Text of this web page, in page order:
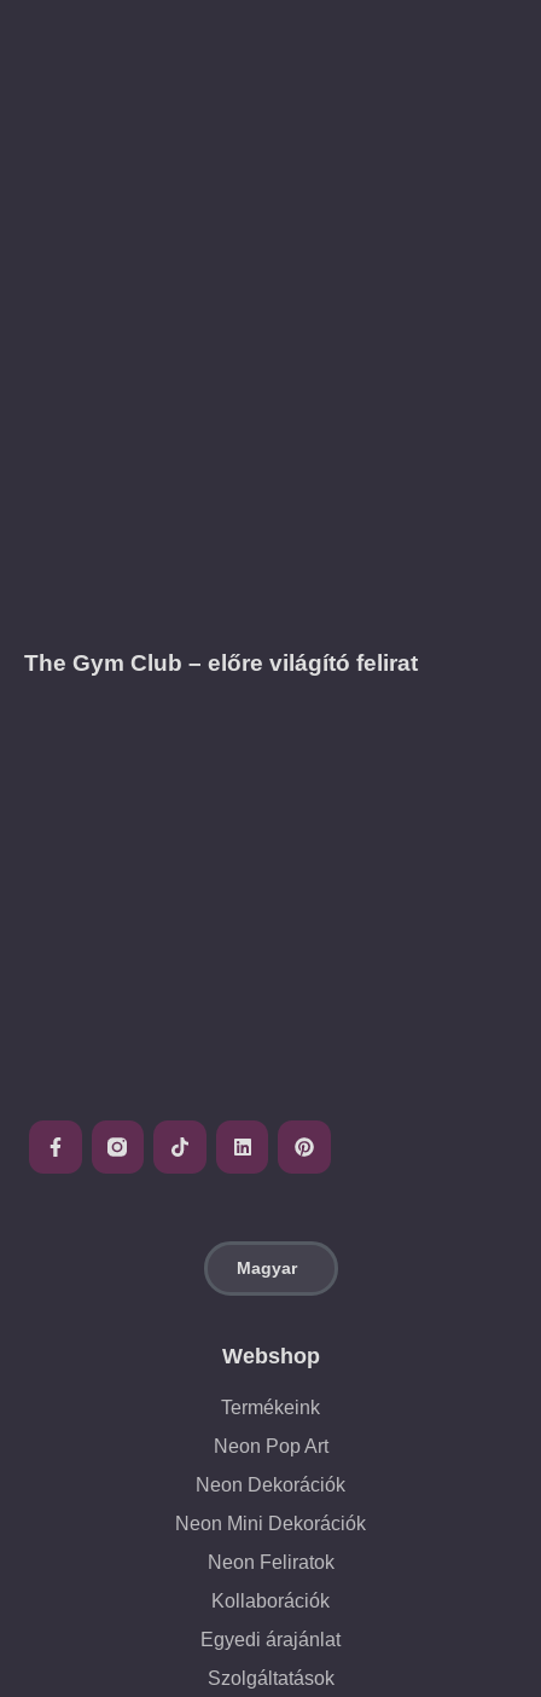
The Gym Club – előre világító felirat
Webshop
Termékeink
Neon Pop Art
Neon Dekorációk
Neon Mini Dekorációk
Neon Feliratok
Kollaborációk
Egyedi árajánlat
Szolgáltatások